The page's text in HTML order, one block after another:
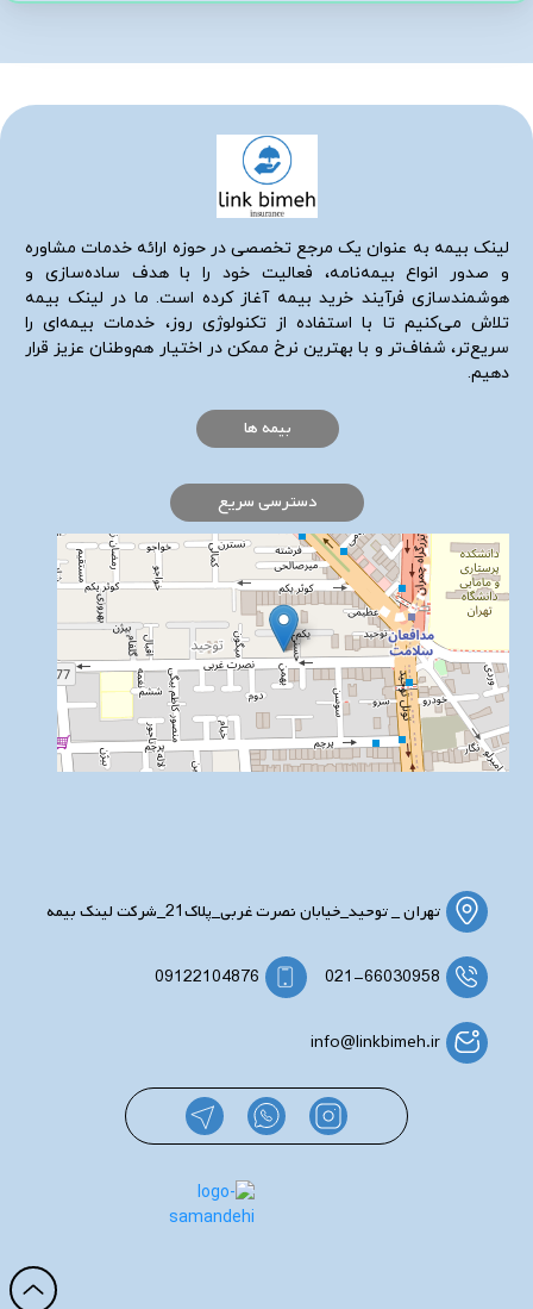
لینک بیمه به عنوان یک مرجع تخصصی در حوزه ارائه خدمات مشاوره
و صدور انواع بیمه‌نامه، فعالیت خود را با هدف ساده‌سازی و
هوشمندسازی فرآیند خرید بیمه آغاز کرده است. ما در لینک بیمه
تلاش می‌کنیم تا با استفاده از تکنولوژی روز، خدمات بیمه‌ای را
سریع‌تر، شفاف‌تر و با بهترین نرخ ممکن در اختیار هم‌وطنان عزیز قرار
دهیم.
بیمه ها
دسترسی سریع
تهران _ توحید_خیابان نصرت غربی_پلاک21_شرکت لینک بیمه
021-66030958
09122104876
info@linkbimeh.ir